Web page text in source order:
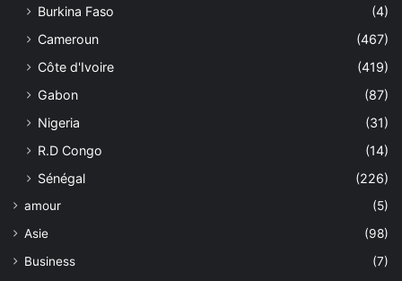
Burkina Faso
(4)
Cameroun
(467)
Côte d'Ivoire
(419)
Gabon
(87)
Nigeria
(31)
R.D Congo
(14)
Sénégal
(226)
amour
(5)
Asie
(98)
Business
(7)